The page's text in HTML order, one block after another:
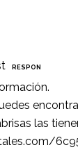
RESPON
las